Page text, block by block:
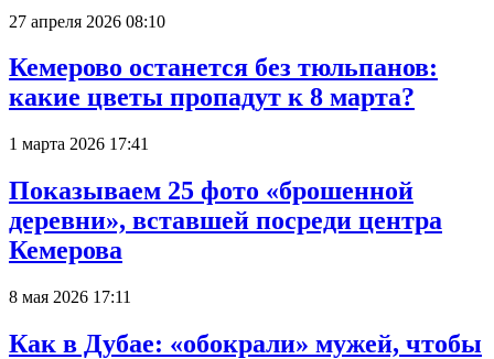
27 апреля 2026 08:10
Кемерово останется без тюльпанов:
какие цветы пропадут к 8 марта?
1 марта 2026 17:41
Показываем 25 фото «брошенной
деревни», вставшей посреди центра
Кемерова
8 мая 2026 17:11
Как в Дубае: «обокрали» мужей, чтобы